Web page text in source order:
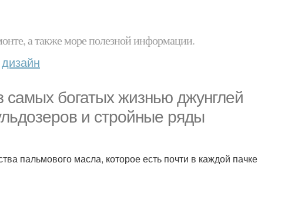
а также море полезной информации.
дизайн
богатых жизнью джунглей
и стройные ряды
пальмового масла, которое есть почти в каждой пачке